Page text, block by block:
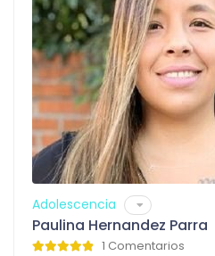
Adolescencia
Paulina Hernandez Parra
1 Comentarios